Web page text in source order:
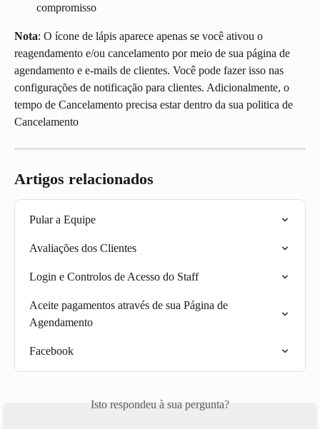
compromisso
Nota: O ícone de lápis aparece apenas se você ativou o
reagendamento e/ou cancelamento por meio de sua página de
agendamento e e-mails de clientes. Você pode fazer isso nas
configurações de notificação para clientes. Adicionalmente, o
tempo de Cancelamento precisa estar dentro da sua politica de
Cancelamento
Artigos relacionados
Pular a Equipe
Avaliações dos Clientes
Login e Controlos de Acesso do Staff
Aceite pagamentos através de sua Página de
Agendamento
Facebook
Isto respondeu à sua pergunta?